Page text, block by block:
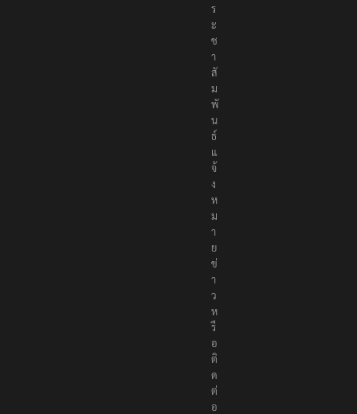
ร
ะ
ช
า
สั
ม
พั
น
ธ์
แ
จ้
ง
ห
ม
า
ย
ข่
า
ว
ห
รื
อ
ติ
ด
ต่
อ